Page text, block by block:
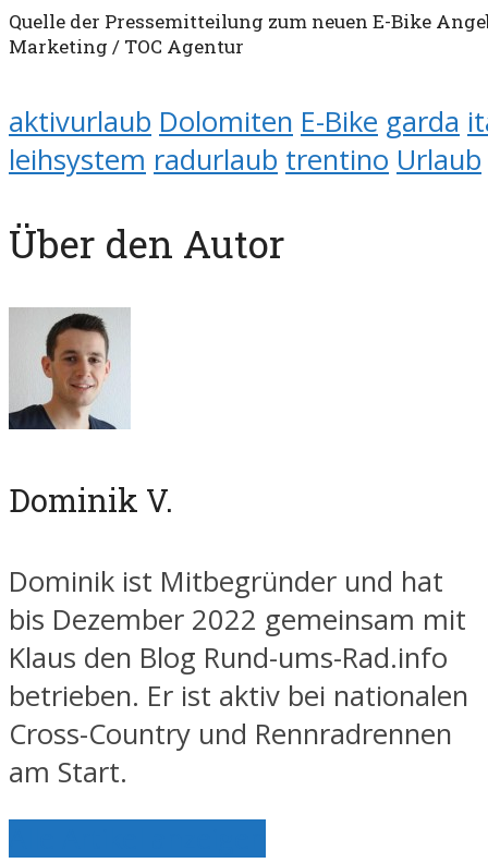
Quelle der Pressemitteilung zum neuen E-Bike
Marketing / TOC Agentur
aktivurlaub Dolomiten E-Bike garda
leihsystem radurlaub trentino Urlaub
Über den Autor
Dominik V.
Dominik ist Mitbegründer und hat
bis Dezember 2022 gemeinsam mit
Klaus den Blog Rund-ums-Rad.info
betrieben. Er ist aktiv bei nationalen
Cross-Country und Rennradrennen
am Start.